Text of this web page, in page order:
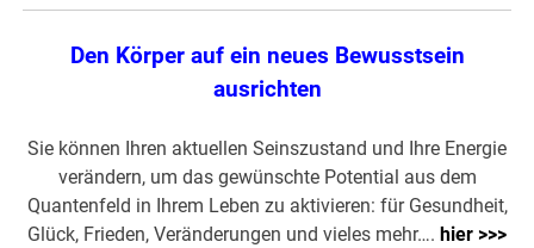
Den Körper auf ein neues Bewusstsein
ausrichten
Sie können Ihren aktuellen Seinszustand und Ihre Energie
verändern, um das gewünschte Potential aus dem
Quantenfeld in Ihrem Leben zu aktivieren: für Gesundheit,
Glück, Frieden, Veränderungen und vieles mehr…. hier >>>